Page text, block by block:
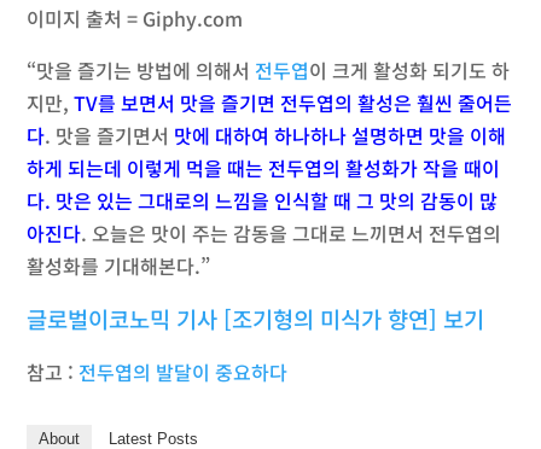
이미지 출처 = Giphy.com
“맛을 즐기는 방법에 의해서 전두엽이 크게 활성화 되기도 하
지만,TV를 보면서 맛을 즐기면 전두엽의 활성은 훨씬 줄어든
다. 맛을 즐기면서 맛에 대하여 하나하나 설명하면 맛을 이해
하게 되는데 이렇게 먹을 때는 전두엽의 활성화가 작을 때이
다. 맛은 있는 그대로의 느낌을 인식할 때 그 맛의 감동이 많
아진다. 오늘은 맛이 주는 감동을 그대로 느끼면서 전두엽의
활성화를 기대해본다.”
글로벌이코노믹 기사 [조기형의 미식가 향연] 보기
참고 : 전두엽의 발달이 중요하다
About Latest Posts